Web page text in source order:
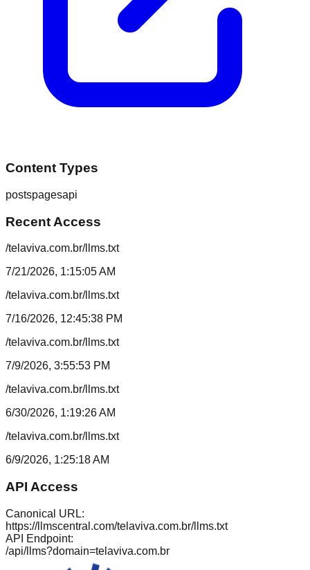
Content Types
postspagesapi
Recent Access
/telaviva.com.br/llms.txt
7/21/2026, 1:15:05 AM
/telaviva.com.br/llms.txt
7/16/2026, 12:45:38 PM
/telaviva.com.br/llms.txt
7/9/2026, 3:55:53 PM
/telaviva.com.br/llms.txt
6/30/2026, 1:19:26 AM
/telaviva.com.br/llms.txt
6/9/2026, 1:25:18 AM
API Access
Canonical URL:
https://llmscentral.com/telaviva.com.br/llms.txt
API Endpoint:
/api/llms?domain=telaviva.com.br